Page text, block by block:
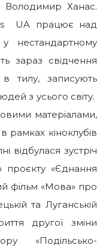
Володимир Ханас.
UA працює над
нестандартному
зараз свідчення
тилу, записують
з усього світу.
матеріалами,
рамках кіноклубів
відбулася зустріч
проєкту «Єднання
фільм «Мова» про
та Луганській
другої зміни
«Подільсько-